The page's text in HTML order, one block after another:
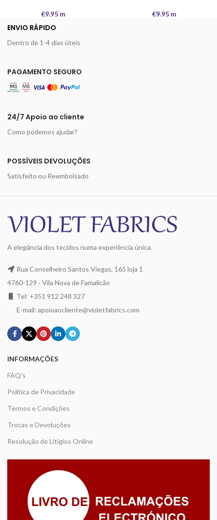
€9.95m €9.95m
ENVIO RÁPIDO
Dentro de 1-4 dias úteis
PAGAMENTO SEGURO
24/7 Apoio ao cliente
Como podemos ajudar?
POSSÍVEIS DEVOLUÇÕES
Satisfeito ou Reembolsado
A elegância dos tecidos numa experiência única.
Rua Conselheiro Santos Viegas, 165 loja 1
4760-129 - Vila Nova de Famalicão
Tel: +351 912 248 327
E-mail: apoioaocliente@violetfabrics.com
INFORMAÇÕES
FAQ's
Politica de Privacidade
Termos e Condições
Trocas e Devoluções
Resolução de Litígios Online